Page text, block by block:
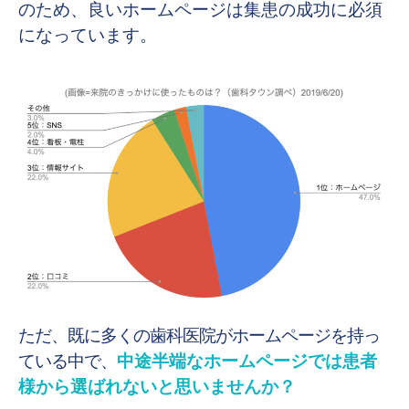
のため、良いホームページは集患の成功に必須
になっています。
ただ、既に多くの歯科医院がホームページを持っ
ている中で、 中途半端なホームページでは患者
様から選ばれないと思いませんか？